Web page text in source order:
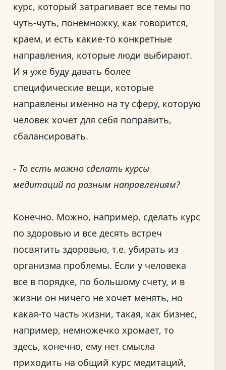
курс, который затрагивает все темы по
чуть-чуть, понемножку, как говорится,
краем, и есть какие-то конкретные
направления, которые люди выбирают.
И я уже буду давать более
специфические вещи, которые
направлены именно на ту сферу, которую
человек хочет для себя поправить,
сбалансировать.
- То есть можно сделать курсы
медитаций по разным направлениям?
Конечно. Можно, например, сделать курс
по здоровью и все десять встреч
посвятить здоровью, т.е. убирать из
организма проблемы. Если у человека
все в порядке, по большому счету, и в
жизни он ничего не хочет менять, но
какая-то часть жизни, такая, как бизнес,
например, немножечко хромает, то
здесь, конечно, ему нет смысла
приходить на общий курс медитаций,